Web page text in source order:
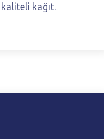
kağıt.